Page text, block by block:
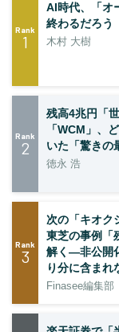
Rank
1
AI時代、「オ
終わるだろう
木村 大樹
Rank
2
残高4兆円「
「WCM」、
いた「驚きの
徳永 浩
Rank
3
次の「キオク
東芝の事例「
解く—非公開
り分に含まれ
Finasee編集部